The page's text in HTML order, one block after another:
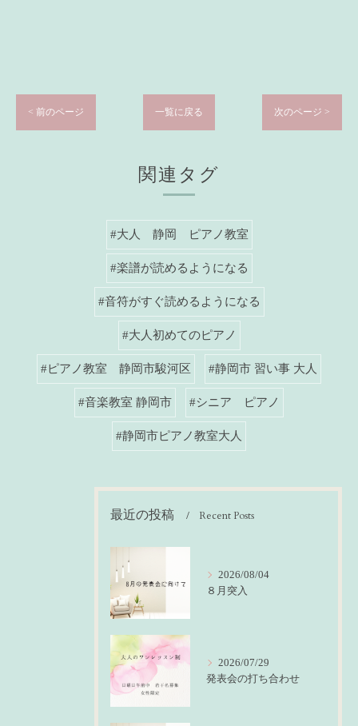
< 前のページ 一覧に戻る 次のページ >
関連タグ
#大人 静岡 ピアノ教室
#楽譜が読めるようになる
#音符がすぐ読めるようになる
#大人初めてのピアノ
#ピアノ教室 静岡市駿河区 #静岡市 習い事 大人
#音楽教室 静岡市 #シニア ピアノ
#静岡市ピアノ教室大人
最近の投稿 Recent Posts
2026/08/04
８月突入
2026/07/29
発表会の打ち合わせ